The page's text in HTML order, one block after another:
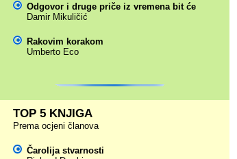
Odgovor i druge priče iz vremena bit će
Damir Mikuličić
Rakovim korakom
Umberto Eco
TOP 5 KNJIGA
Prema ocjeni članova
Čarolija stvarnosti